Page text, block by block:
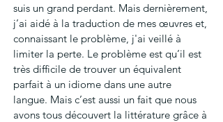
suis un grand perdant. Mais dernièrement,
j’ai aidé à la traduction de mes œuvres et,
connaissant le problème, j'ai veillé à
limiter la perte. Le problème est qu’il est
très difficile de trouver un équivalent
parfait à un idiome dans une autre
langue. Mais c’est aussi un fait que nous
avons tous découvert la littérature grâce à